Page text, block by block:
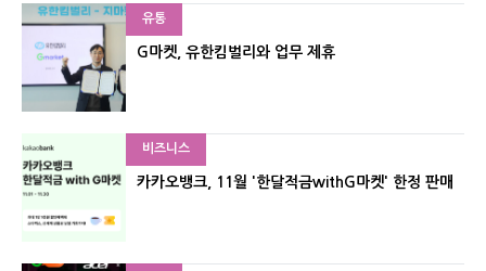
유통
G마켓, 유한킴벌리와 업무 제휴
비즈니스
카카오뱅크, 11월 '한달적금withG마켓' 한정 판매